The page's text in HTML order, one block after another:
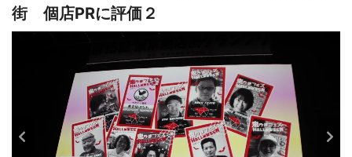
街 個店PRに評価２